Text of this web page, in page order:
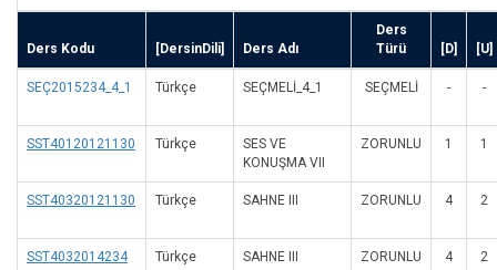
Ders Kodu [DersinDili] Ders Adı
Ders
Türü
[D] [U]
SEÇ2015234_4_1 Türkçe SEÇMELİ_4_1 SEÇMELI - -
SST40120121130 Türkçe
SES VE
KONUŞMA VII
ZORUNLU 1 1
SST40320121130 Türkçe SAHNE III ZORUNLU 4 2
SST4032014234 Türkçe SAHNE III ZORUNLU 4 2